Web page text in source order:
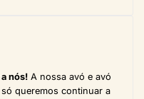
nós! A nossa avó e avó
queremos continuar a